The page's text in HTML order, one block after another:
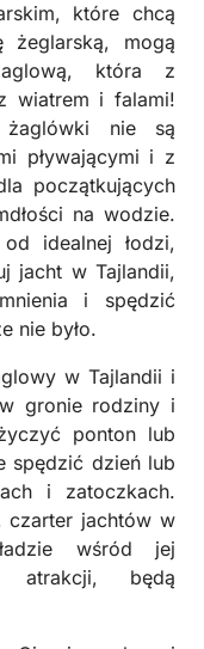
które chcą
żeglarską, mogą
która z
wiatrem i falami!
nie są
pływającymi i z
początkujących
na wodzie.
idealnej łodzi,
jacht w Tajlandii,
i spędzić
nie było.
w Tajlandii i
gronie rodziny i
ponton lub
spędzić dzień lub
i zatoczkach.
czarter jachtów w
wśród jej
atrakcji, będą